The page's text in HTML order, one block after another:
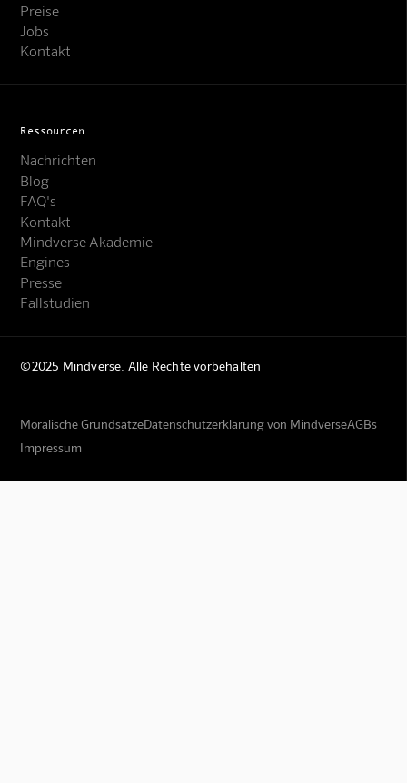
Preise
Jobs
Kontakt
Ressourcen
Nachrichten
Blog
FAQ's
Kontakt
Mindverse Akademie
Engines
Presse
Fallstudien
©2025 Mindverse. Alle Rechte vorbehalten
Moralische GrundsätzeDatenschutzerklärung von MindverseAGBs
Impressum